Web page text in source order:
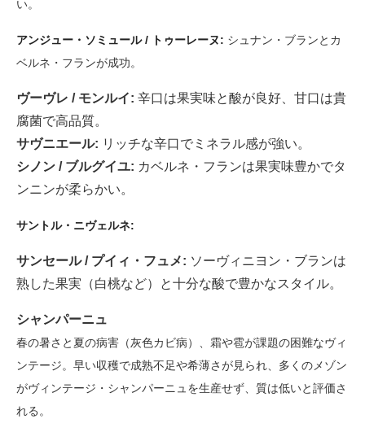
い。
アンジュー・ソミュール / トゥーレーヌ: シュナン・ブランとカ
ベルネ・フランが成功。
ヴーヴレ / モンルイ: 辛口は果実味と酸が良好、甘口は貴
腐菌で高品質。
サヴニエール: リッチな辛口でミネラル感が強い。
シノン / ブルグイユ: カベルネ・フランは果実味豊かでタ
ンニンが柔らかい。
サントル・ニヴェルネ:
サンセール / プイィ・フュメ: ソーヴィニヨン・ブランは
熟した果実（白桃など）と十分な酸で豊かなスタイル。
シャンパーニュ
春の暑さと夏の病害（灰色カビ病）、霜や雹が課題の困難なヴィ
ンテージ。早い収穫で成熟不足や希薄さが見られ、多くのメゾン
がヴィンテージ・シャンパーニュを生産せず、質は低いと評価さ
れる。